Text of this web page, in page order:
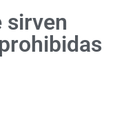
sirven